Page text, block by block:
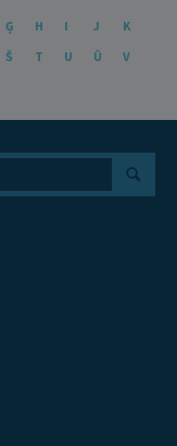
Ģ H I J
K
Š T U Ū
V